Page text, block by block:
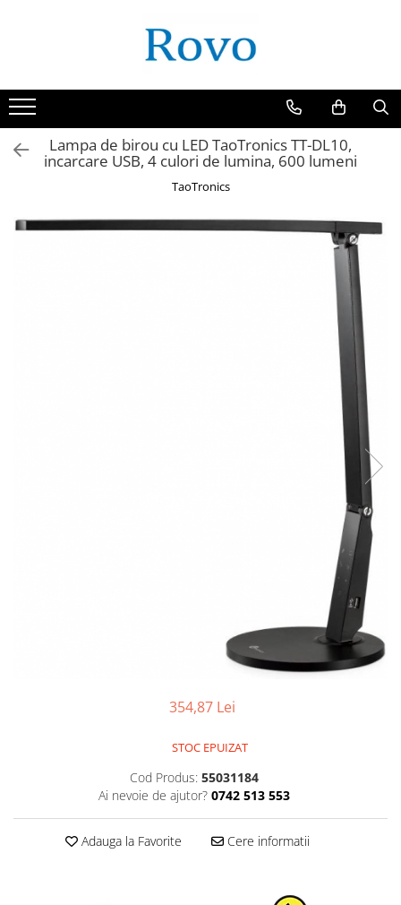
Lampa de birou cu LED TaoTronics TT-DL10,
incarcare USB, 4 culori de lumina, 600 lumeni
TaoTronics
354,87 Lei
STOC EPUIZAT
Cod Produs: 55031184
Ai nevoie de ajutor? 0742 513 553
Adauga la Favorite Cere informatii